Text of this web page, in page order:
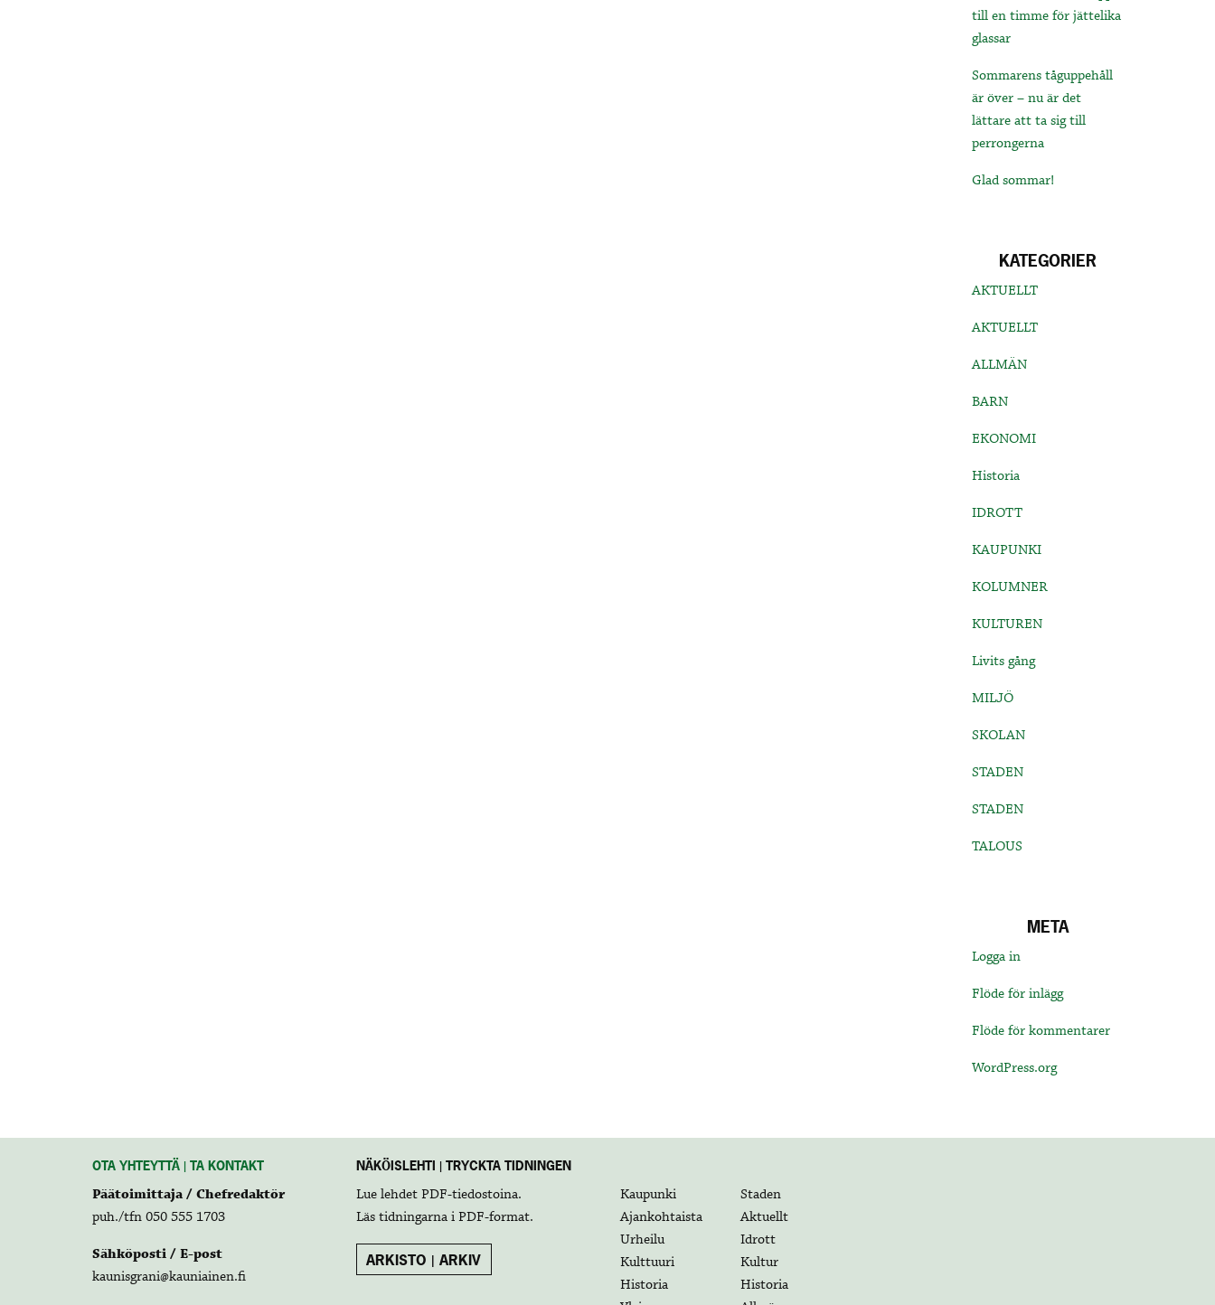
till en timme för jättelika
glassar
Sommarens tåguppehåll
är över – nu är det
lättare att ta sig till
perrongerna
Glad sommar!
KATEGORIER
AKTUELLT
AKTUELLT
ALLMÄN
BARN
EKONOMI
Historia
IDROTT
KAUPUNKI
KOLUMNER
KULTUREN
Livits gång
MILJÖ
SKOLAN
STADEN
STADEN
TALOUS
META
Logga in
Flöde för inlägg
Flöde för kommentarer
WordPress.org
OTA YHTEYTTÄ | TA KONTAKT
Päätoimittaja / Chefredaktör
puh./tfn 050 555 1703
Sähköposti / E-post
kaunisgrani@kauniainen.fi
NÄKÖISLEHTI | TRYCKTA TIDNINGEN
Lue lehdet PDF-tiedostoina.
Läs tidningarna i PDF-format.
ARKISTO | ARKIV
Kaupunki
Staden
Ajankohtaista
Aktuellt
Urheilu
Idrott
Kulttuuri
Kultur
Historia
Historia